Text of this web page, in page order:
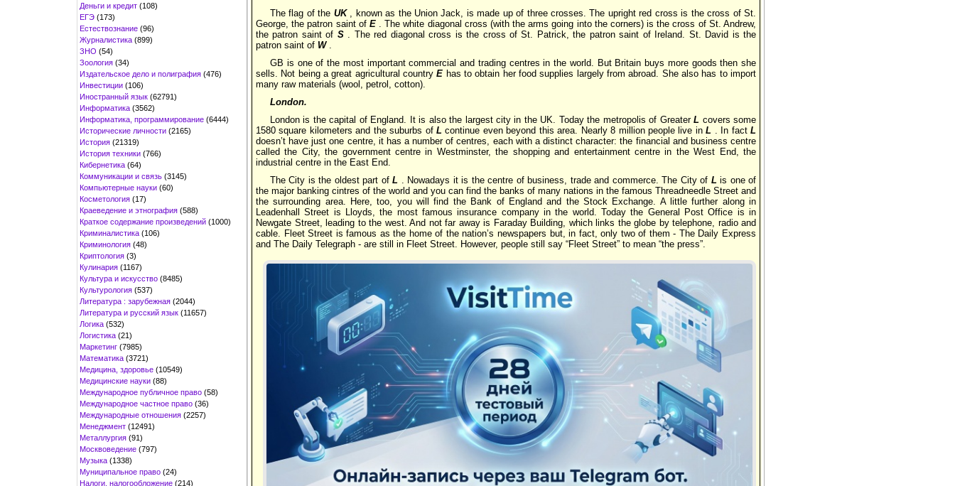
Деньги и кредит (108)
ЕГЭ (173)
Естествознание (96)
Журналистика (899)
ЗНО (54)
Зоология (34)
Издательское дело и полиграфия (476)
Инвестиции (106)
Иностранный язык (62791)
Информатика (3562)
Информатика, программирование (6444)
Исторические личности (2165)
История (21319)
История техники (766)
Кибернетика (64)
Коммуникации и связь (3145)
Компьютерные науки (60)
Косметология (17)
Краеведение и этнография (588)
Краткое содержание произведений (1000)
Криминалистика (106)
Криминология (48)
Криптология (3)
Кулинария (1167)
Культура и искусство (8485)
Культурология (537)
Литература : зарубежная (2044)
Литература и русский язык (11657)
Логика (532)
Логистика (21)
Маркетинг (7985)
Математика (3721)
Медицина, здоровье (10549)
Медицинские науки (88)
Международное публичное право (58)
Международное частное право (36)
Международные отношения (2257)
Менеджмент (12491)
Металлургия (91)
Москвоведение (797)
Музыка (1338)
Муниципальное право (24)
Налоги, налогообложение (214)
The flag of the UK , known as the Union Jack, is made up of three crosses. The upright red cross is the cross of St.
George, the patron saint of E . The white diagonal cross (with the arms going into the corners) is the cross of St. Andrew,
the patron saint of S . The red diagonal cross is the cross of St. Patrick, the patron saint of Ireland. St. David is the
patron saint of W .
GB is one of the most important commercial and trading centres in the world. But Britain buys more goods then she
sells. Not being a great agricultural countryE has to obtain her food supplies largely from abroad. She also has to import
many raw materials (wool, petrol, cotton).
London.
London is the capital of England. It is also the largest city in the UK. Today the metropolis of GreaterL covers some
1580 square kilometers and the suburbs ofL continue even beyond this area. Nearly 8 million people live inL . In factL
doesn’t have just one centre, it has a number of centres, each with a distinct character: the financial and business centre
called the City, the government centre in Westminster, the shopping and entertainment centre in the West End, the
industrial centre in the East End.
The City is the oldest part ofL . Nowadays it is the centre of business, trade and commerce. The City of L is one of
the major banking cintres of the world and you can find the banks of many nations in the famous Threadneedle Street and
the surrounding area. Here, too, you will find the Bank of England and the Stock Exchange. A little further along in
Leadenhall Street is Lloyds, the most famous insurance company in the world. Today the General Post Office is in
Newgate Street, leading to the west. And not far away is Faraday Building, which links the globe by telephone, radio and
cable. Fleet Street is famous as the home of the nation’s newspapers but, in fact, only two of them - The Daily Express
and The Daily Telegraph - are still in Fleet Street. However, people still say “Fleet Street” to mean “the press”.